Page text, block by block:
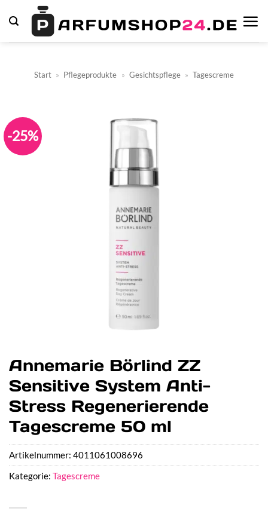
Inhalt
springen
Start » Pflegeprodukte » Gesichtspflege » Tagescreme
-25%
Annemarie Börlind ZZ
Sensitive System Anti-
Stress Regenerierende
Tagescreme 50 ml
Artikelnummer: 4011061008696
Kategorie: Tagescreme